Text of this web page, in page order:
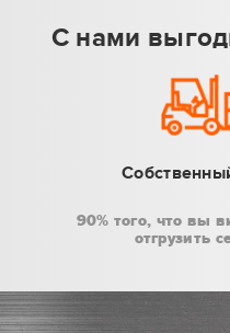
С нами
90% того, что вы
отгрузить